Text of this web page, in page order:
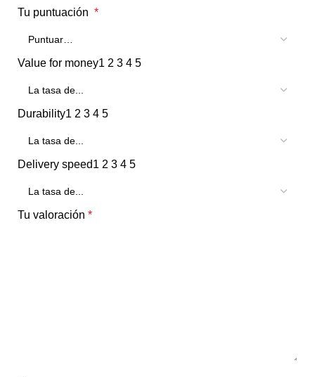
Tu puntuación *
Value for money1 2 3 4 5
Durability1 2 3 4 5
Delivery speed1 2 3 4 5
Tu valoración *